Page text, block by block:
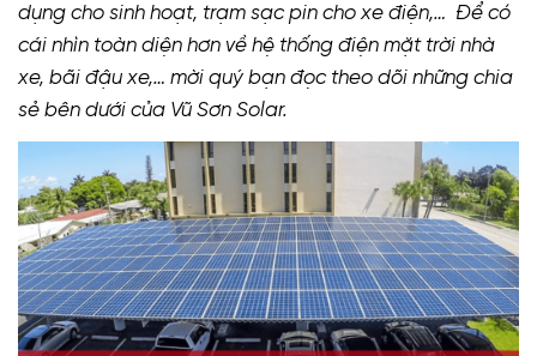
dụng cho sinh hoạt, trạm sạc pin cho xe điện,… Để có
cái nhìn toàn diện hơn về hệ thống điện mặt trời nhà
xe, bãi đậu xe,… mời quý bạn đọc theo dõi những chia
sẻ bên dưới của Vũ Sơn Solar.